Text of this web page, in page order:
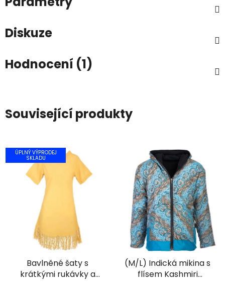
Diskuze
Hodnocení (1)
Související produkty
ÚPLNÝ VÝPRODEJ
SKLADU
Bavlněné šaty s
krátkými rukávky a
(M/L) Indická mikina s
flísem Kashmiri